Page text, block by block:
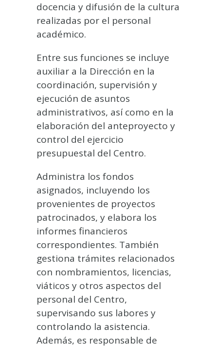
docencia y difusión de la cultura
realizadas por el personal
académico.
Entre sus funciones se incluye
auxiliar a la Dirección en la
coordinación, supervisión y
ejecución de asuntos
administrativos, así como en la
elaboración del anteproyecto y
control del ejercicio
presupuestal del Centro.
Administra los fondos
asignados, incluyendo los
provenientes de proyectos
patrocinados, y elabora los
informes financieros
correspondientes. También
gestiona trámites relacionados
con nombramientos, licencias,
viáticos y otros aspectos del
personal del Centro,
supervisando sus labores y
controlando la asistencia.
Además, es responsable de